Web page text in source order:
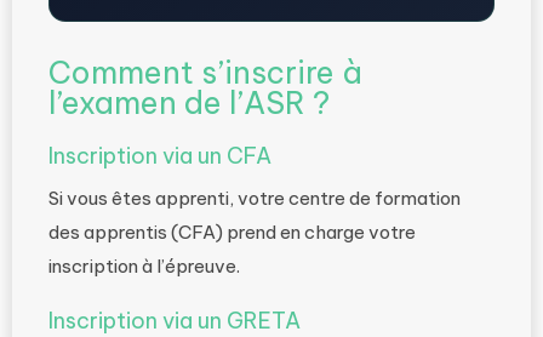
Comment s’inscrire à
l’examen de l’ASR ?
Inscription via un CFA
Si vous êtes apprenti, votre centre de formation
des apprentis (CFA) prend en charge votre
inscription à l’épreuve.
Inscription via un GRETA